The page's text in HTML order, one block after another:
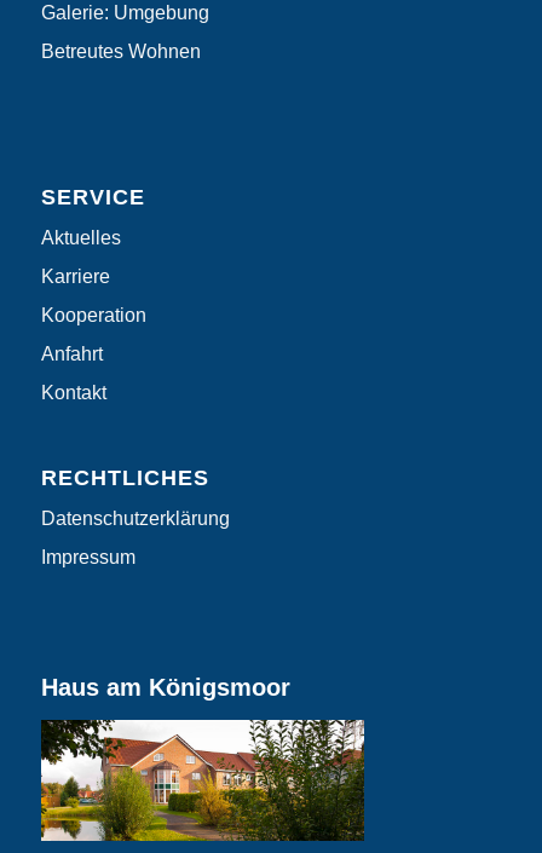
Galerie: Umgebung
Betreutes Wohnen
SERVICE
Aktuelles
Karriere
Kooperation
Anfahrt
Kontakt
RECHTLICHES
Datenschutzerklärung
Impressum
Haus am Königsmoor